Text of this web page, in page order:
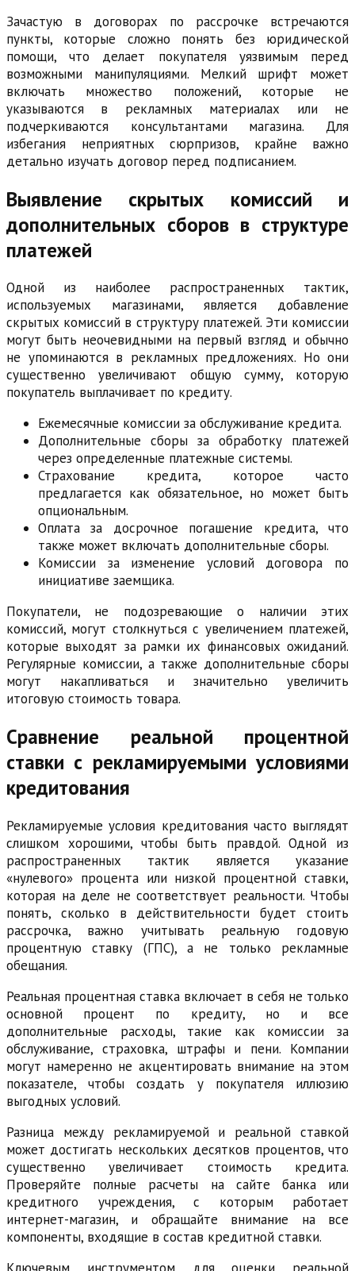
Зачастую в договорах по рассрочке встречаются
пункты, которые сложно понять без юридической
помощи, что делает покупателя уязвимым перед
возможными манипуляциями. Мелкий шрифт может
включать множество положений, которые не
указываются в рекламных материалах или не
подчеркиваются консультантами магазина. Для
избегания неприятных сюрпризов, крайне важно
детально изучать договор перед подписанием.
Выявление скрытых комиссий и
дополнительных сборов в структуре
платежей
Одной из наиболее распространенных тактик,
используемых магазинами, является добавление
скрытых комиссий в структуру платежей. Эти комиссии
могут быть неочевидными на первый взгляд и обычно
не упоминаются в рекламных предложениях. Но они
существенно увеличивают общую сумму, которую
покупатель выплачивает по кредиту.
Ежемесячные комиссии за обслуживание кредита.
Дополнительные сборы за обработку платежей
через определенные платежные системы.
Страхование кредита, которое часто
предлагается как обязательное, но может быть
опциональным.
Оплата за досрочное погашение кредита, что
также может включать дополнительные сборы.
Комиссии за изменение условий договора по
инициативе заемщика.
Покупатели, не подозревающие о наличии этих
комиссий, могут столкнуться с увеличением платежей,
которые выходят за рамки их финансовых ожиданий.
Регулярные комиссии, а также дополнительные сборы
могут накапливаться и значительно увеличить
итоговую стоимость товара.
Сравнение реальной процентной
ставки с рекламируемыми условиями
кредитования
Рекламируемые условия кредитования часто выглядят
слишком хорошими, чтобы быть правдой. Одной из
распространенных тактик является указание
«нулевого» процента или низкой процентной ставки,
которая на деле не соответствует реальности. Чтобы
понять, сколько в действительности будет стоить
рассрочка, важно учитывать реальную годовую
процентную ставку (ГПС), а не только рекламные
обещания.
Реальная процентная ставка включает в себя не только
основной процент по кредиту, но и все
дополнительные расходы, такие как комиссии за
обслуживание, страховка, штрафы и пени. Компании
могут намеренно не акцентировать внимание на этом
показателе, чтобы создать у покупателя иллюзию
выгодных условий.
Разница между рекламируемой и реальной ставкой
может достигать нескольких десятков процентов, что
существенно увеличивает стоимость кредита.
Проверяйте полные расчеты на сайте банка или
кредитного учреждения, с которым работает
интернет-магазин, и обращайте внимание на все
компоненты, входящие в состав кредитной ставки.